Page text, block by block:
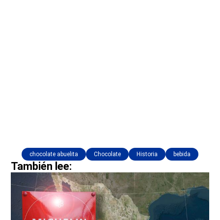
chocolate abuelita Chocolate Historia bebida
También lee: